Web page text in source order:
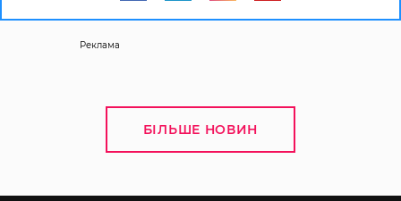
Реклама
БІЛЬШЕ НОВИН